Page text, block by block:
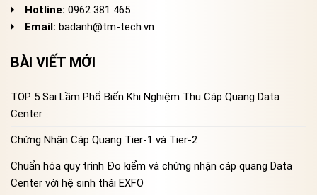
Hotline: 0962 381 465
Email: badanh@tm-tech.vn
BÀI VIẾT MỚI
TOP 5 Sai Lầm Phổ Biến Khi Nghiệm Thu Cáp Quang Data
Center
Chứng Nhận Cáp Quang Tier-1 và Tier-2
Chuẩn hóa quy trình Đo kiểm và chứng nhận cáp quang Data
Center với hệ sinh thái EXFO